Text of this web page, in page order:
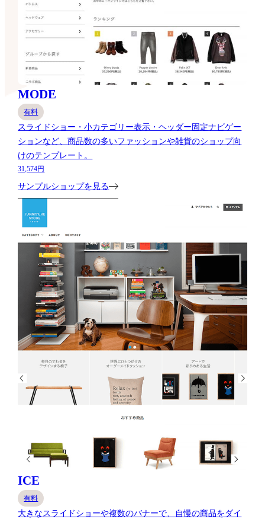
MODE
有料
スライドショー・小カテゴリー表示・ヘッダー固定ナビゲー
ションなど、商品数の多いファッションや雑貨のショップ向
けのテンプレート。
31,574円
サンプルショップを見る
ICE
有料
大きなスライドショーや複数のバナーで、自慢の商品をダイ